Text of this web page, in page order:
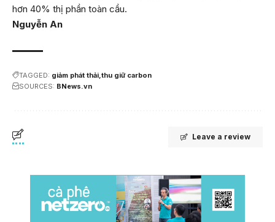
hơn 40% thị phần toàn cầu.
Nguyễn An
TAGGED: giảm phát thải thu giữ carbon
SOURCES: BNews.vn
Leave a review